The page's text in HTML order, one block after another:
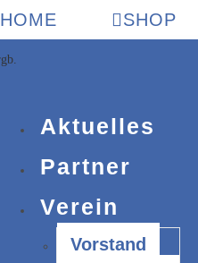
HOME SHOP
Aktuelles
Partner
Verein
Vorstand